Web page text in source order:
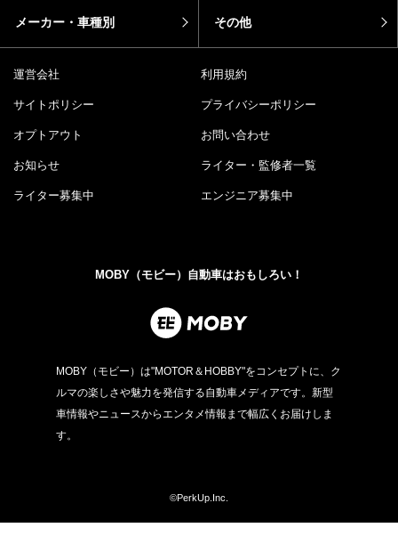
メーカー・車種別 その他
運営会社 利用規約
サイトポリシー プライバシーポリシー
オプトアウト お問い合わせ
お知らせ ライター・監修者一覧
ライター募集中 エンジニア募集中
MOBY（モビー）自動車はおもしろい！
MOBY（モビー）は"MOTOR＆HOBBY"をコンセプトに、ク
ルマの楽しさや魅力を発信する自動車メディアです。新型
車情報やニュースからエンタメ情報まで幅広くお届けしま
す。
©PerkUp.Inc.